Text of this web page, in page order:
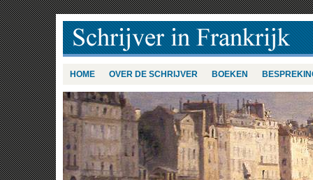
HOME OVER DE SCHRIJVER BOEKEN